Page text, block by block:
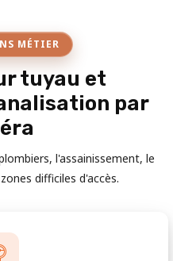
MÉTIER
tuyau et
par
l'assainissement, le
difficiles d'accès.